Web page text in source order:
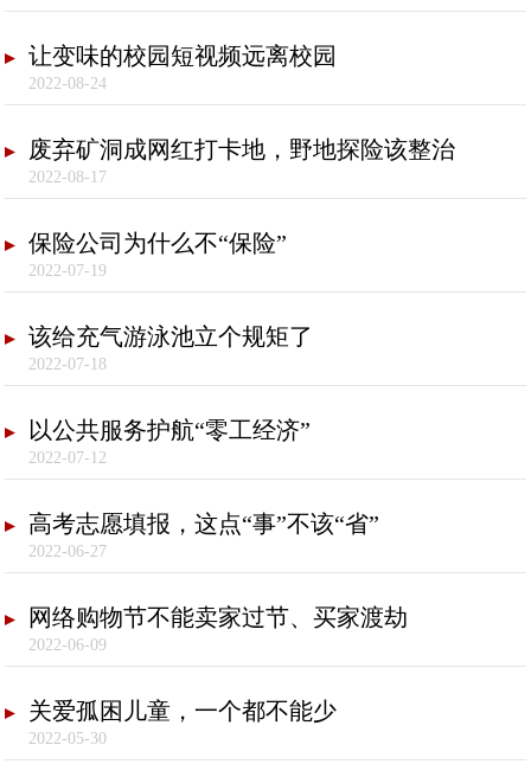
让变味的校园短视频远离校园
2022-08-24
废弃矿洞成网红打卡地，野地探险该整治
2022-08-17
保险公司为什么不“保险”
2022-07-19
该给充气游泳池立个规矩了
2022-07-18
以公共服务护航“零工经济”
2022-07-12
高考志愿填报，这点“事”不该“省”
2022-06-27
网络购物节不能卖家过节、买家渡劫
2022-06-09
关爱孤困儿童，一个都不能少
2022-05-30